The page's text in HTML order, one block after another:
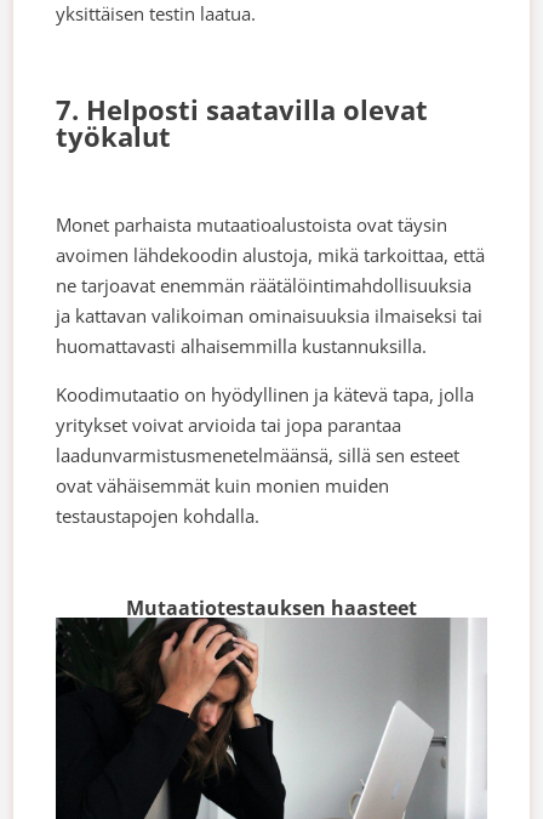
yksittäisen testin laatua.
7. Helposti saatavilla olevat
työkalut
Monet parhaista mutaatioalustoista ovat täysin
avoimen lähdekoodin alustoja, mikä tarkoittaa, että
ne tarjoavat enemmän räätälöintimahdollisuuksia
ja kattavan valikoiman ominaisuuksia ilmaiseksi tai
huomattavasti alhaisemmilla kustannuksilla.
Koodimutaatio on hyödyllinen ja kätevä tapa, jolla
yritykset voivat arvioida tai jopa parantaa
laadunvarmistusmenetelmäänsä, sillä sen esteet
ovat vähäisemmät kuin monien muiden
testaustapojen kohdalla.
Mutaatiotestauksen haasteet